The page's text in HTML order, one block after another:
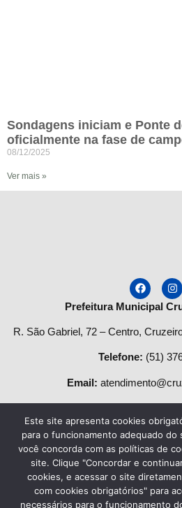
Sondagens iniciam e Ponte
oficialmente na fase de
08/12/2025
Ver mais »
Prefeitura Municipal
R. São Gabriel, 72 – Centro,
Telefone: (51)
Email:
Segunda a
Das08h às 12h e das
Sexta-feira das:8h
Este site apresenta cookies
para o funcionamento adequado
você concorda com as políticas de
site. Clique "Concordar e
cookies, e acessar o site
com cookies obrigatórios" para
necessários para o funcionamento